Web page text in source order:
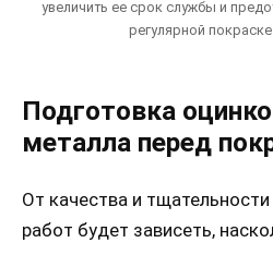
увеличить ее срок службы и
регулярной
Подготовка
металла перед
От качества и
работ будет зависеть,